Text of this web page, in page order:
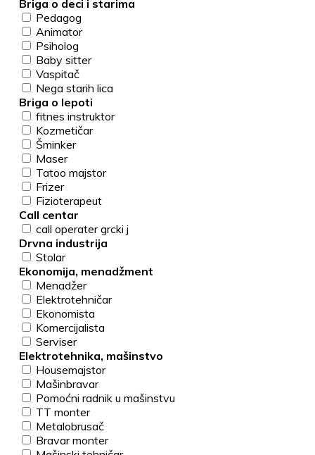
Briga o deci i starima
Pedagog
Animator
Psiholog
Baby sitter
Vaspitač
Nega starih lica
Briga o lepoti
fitnes instruktor
Kozmetičar
Šminker
Maser
Tatoo majstor
Frizer
Fizioterapeut
Call centar
call operater grcki j
Drvna industrija
Stolar
Ekonomija, menadžment
Menadžer
Elektrotehničar
Ekonomista
Komercijalista
Serviser
Elektrotehnika, mašinstvo
Housemajstor
Mašinbravar
Pomoćni radnik u mašinstvu
TT monter
Metalobrusač
Bravar monter